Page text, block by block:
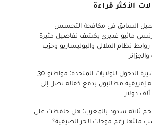
الأكثر قراءة
السابق في مكافحة التجسس
ماثيو غديري يكشف تفاصيل مثيرة
نظام الملالي والبوليساريو وحزب
والجزائر
تأشيرة الدخول للولايات المتحدة: مواطنو 30
إفريقية مطالبون بدفع كفالة تصل إلى
ثلاثة سدود بالمغرب: هل حافظت على
ملئها رغم موجات الحر الصيفية؟